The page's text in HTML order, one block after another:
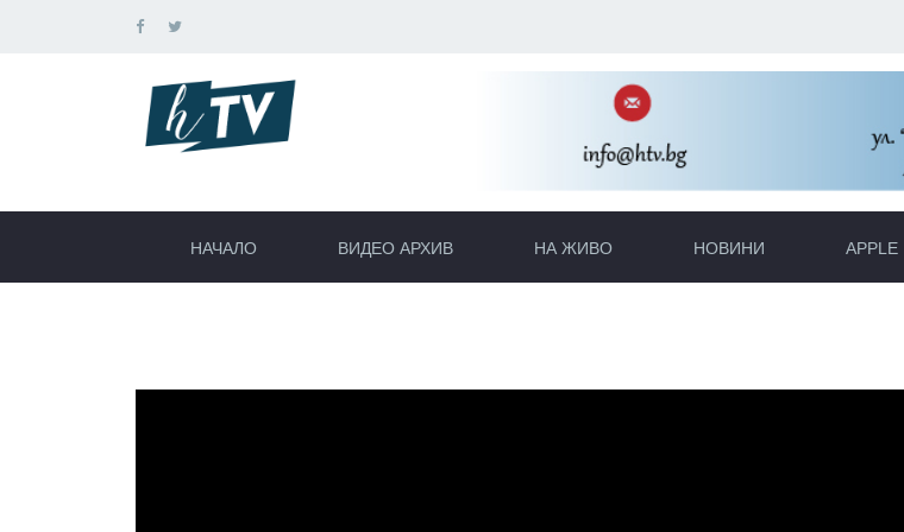
НАЧАЛО ВИДЕО АРХИВ НА ЖИВО НОВИНИ APPLE